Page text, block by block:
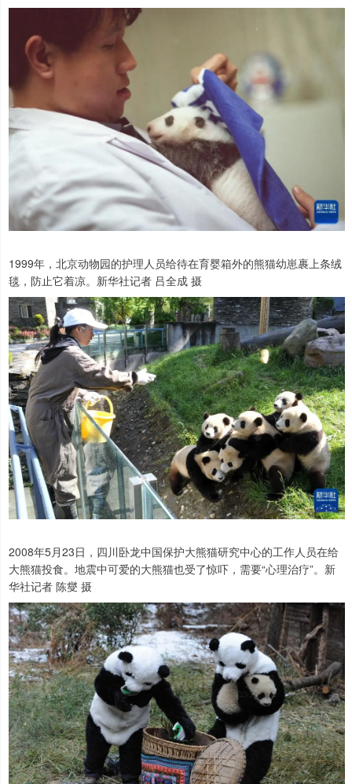
1999年，北京动物园的护理人员给待在育婴箱外的熊猫幼崽裹上条绒
毯，防止它着凉。新华社记者 吕全成 摄
2008年5月23日，四川卧龙中国保护大熊猫研究中心的工作人员在给
大熊猫投食。地震中可爱的大熊猫也受了惊吓，需要“心理治疗”。新
华社记者 陈燮 摄